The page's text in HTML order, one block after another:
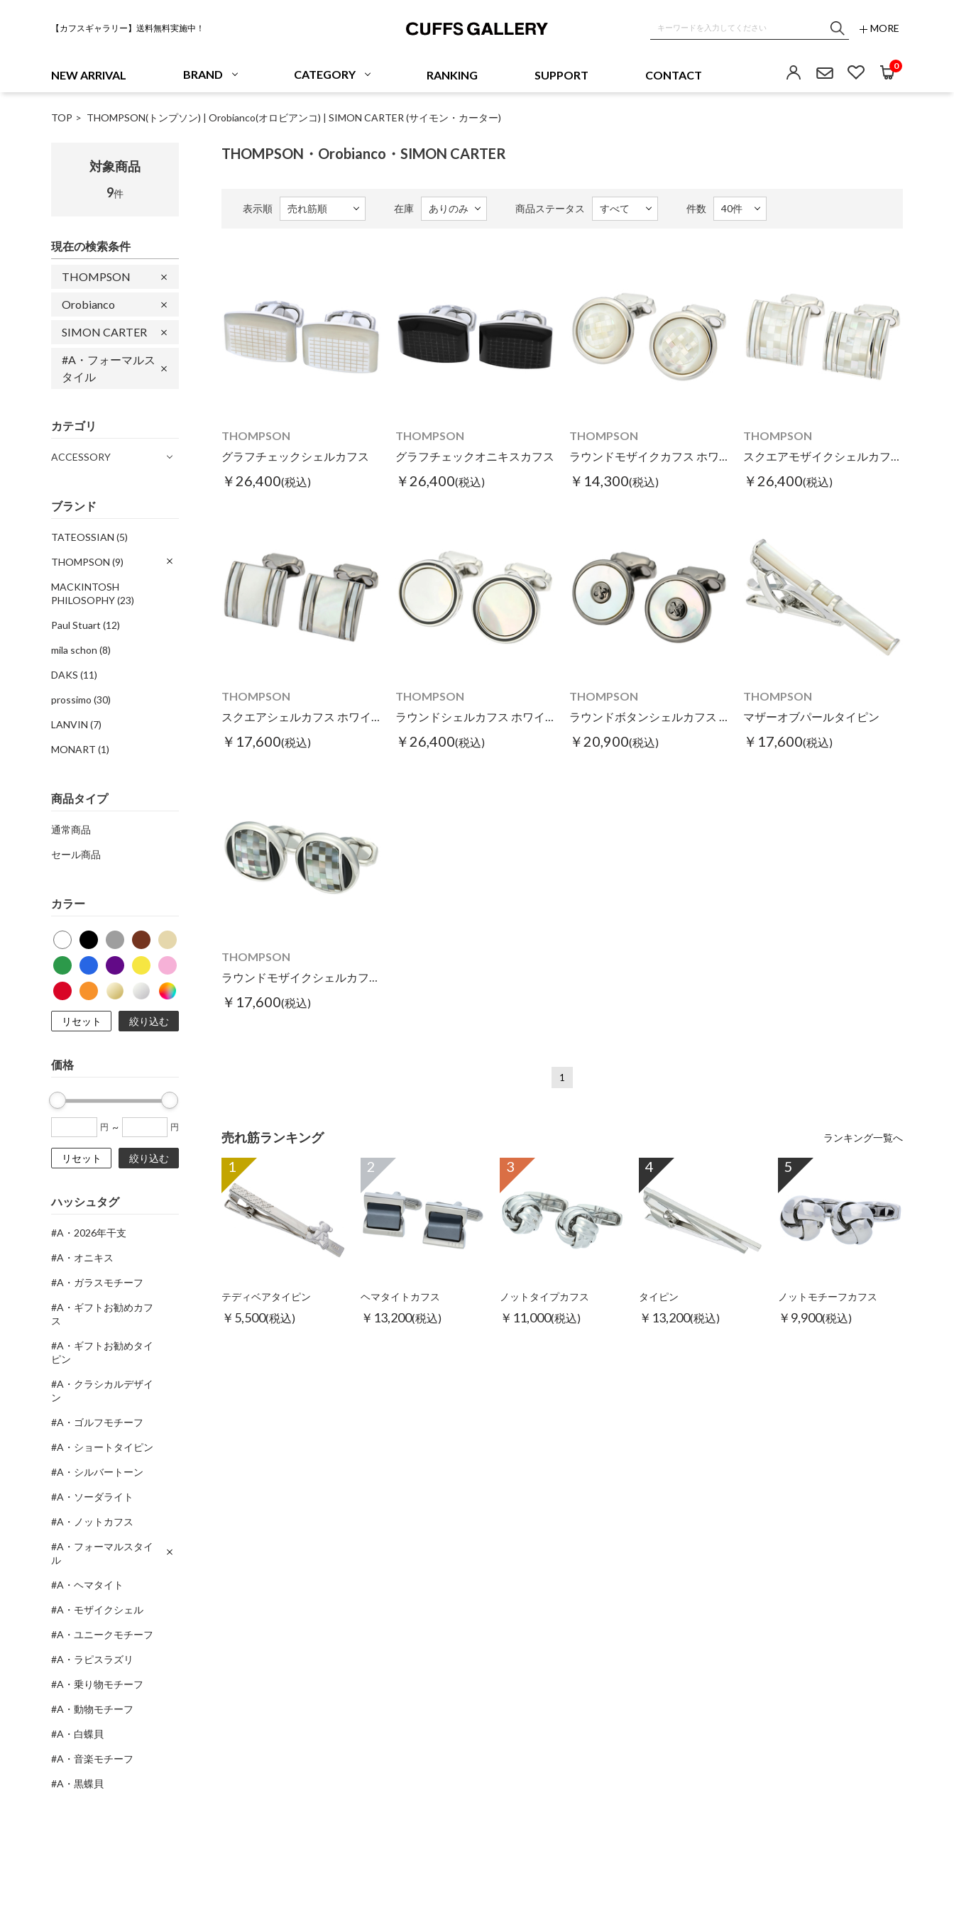
【カフスギャラリー】送料無料実施中！ MORE
NEW ARRIVAL BRAND CATEGORY RANKING SUPPORT CONTACT
0
TOP THOMPSON(トンプソン) | Orobianco(オロビアンコ) | SIMON CARTER (サイモン・カーター)
対象商品
9件
現在の検索条件
THOMPSON
Orobianco
SIMON CARTER
#A・フォーマルス
タイル
カテゴリ
ACCESSORY
ブランド
TATEOSSIAN (5)
THOMPSON (9)
MACKINTOSH
PHILOSOPHY(23)
Paul Stuart (12)
mila schon (8)
DAKS (11)
prossimo (30)
LANVIN (7)
MONART (1)
商品タイプ
通常商品
セール商品
カラー
リセット 絞り込む
価格
円 ~ 円
リセット 絞り込む
ハッシュタグ
#A・2026年干支
#A・オニキス
#A・ガラスモチーフ
#A・ギフトお勧めカフ
ス
#A・ギフトお勧めタイ
ピン
#A・クラシカルデザイ
ン
#A・ゴルフモチーフ
#A・ショートタイピン
#A・シルバートーン
#A・ソーダライト
#A・ノットカフス
#A・フォーマルスタイ
ル
#A・ヘマタイト
#A・モザイクシェル
#A・ユニークモチーフ
#A・ラピスラズリ
#A・乗り物モチーフ
#A・動物モチーフ
#A・白蝶貝
#A・音楽モチーフ
#A・黒蝶貝
THOMPSON・Orobianco・SIMON CARTER
表示順 在庫 商品ステータス 件数
THOMPSON
グラフチェックシェルカフス
￥26,400(税込)
THOMPSON
グラフチェックオニキスカフス
￥26,400(税込)
THOMPSON
ラウンドモザイクカフス ホワイト
￥14,300(税込)
THOMPSON
スクエアモザイクシェルカフス ホワイト
￥26,400(税込)
THOMPSON
スクエアシェルカフス ホワイト
￥17,600(税込)
THOMPSON
ラウンドシェルカフス ホワイト
￥26,400(税込)
THOMPSON
ラウンドボタンシェルカフス ブラック/ホワイト
￥20,900(税込)
THOMPSON
マザーオブパールタイピン
￥17,600(税込)
THOMPSON
ラウンドモザイクシェルカフス ブラック
￥17,600(税込)
1
売れ筋ランキング ランキング一覧へ
1
テディベアタイピン
￥5,500(税込)
2
ヘマタイトカフス
￥13,200(税込)
3
ノットタイプカフス
￥11,000(税込)
4
タイピン
￥13,200(税込)
5
ノットモチーフカフス
￥9,900(税込)